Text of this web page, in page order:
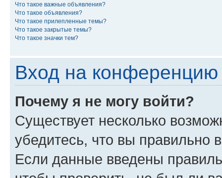
Что такое важные объявления?
Что такое объявления?
Что такое прилепленные темы?
Что такое закрытые темы?
Что такое значки тем?
Вход на конференцию
Почему я не могу войти?
Существует несколько
убедитесь, что вы правильно
Если данные введены